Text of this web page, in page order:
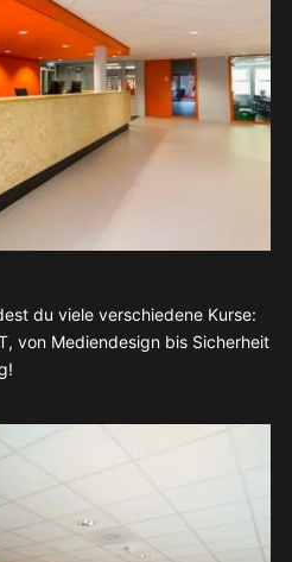
du viele verschiedene Kurse:
von Mediendesign bis Sicherheit